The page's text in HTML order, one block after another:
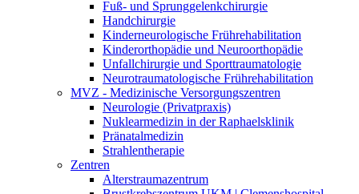
Fuß- und Sprunggelenkchirurgie
Handchirurgie
Kinderneurologische Frührehabilitation
Kinderorthopädie und Neuroorthopädie
Unfallchirurgie und Sporttraumatologie
Neurotraumatologische Frührehabilitation
MVZ - Medizinische Versorgungszentren
Neurologie (Privatpraxis)
Nuklearmedizin in der Raphaelsklinik
Pränatalmedizin
Strahlentherapie
Zentren
Alterstraumazentrum